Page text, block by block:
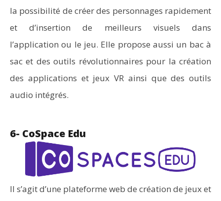
la possibilité de créer des personnages rapidement
et d’insertion de meilleurs visuels dans
l’application ou le jeu. Elle propose aussi un bac à
sac et des outils révolutionnaires pour la création
des applications et jeux VR ainsi que des outils
audio intégrés.
6- CoSpace Edu
Il s’agit d’une plateforme web de création de jeux et